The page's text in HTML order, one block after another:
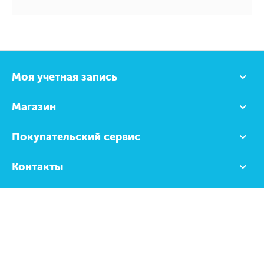
Моя учетная запись
Магазин
Покупательский сервис
Контакты